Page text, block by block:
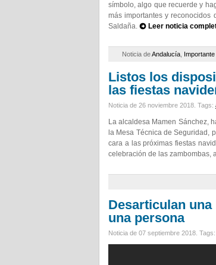
símbolo, algo que recuerde y
más importantes y reconocidos
Saldaña.
Leer noticia
Noticia deAndalucía
Listos los
las fiestas
Noticia de 26 noviembre 2018. Tags:
La alcaldesa Mamen Sánchez,
la Mesa Técnica de Seguridad,
cara a las próximas fiestas
celebración de las zambombas,
Desarticulan
una persona
Noticia de 07 septiembre 2018. Tags: